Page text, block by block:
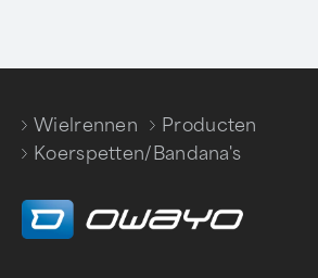
Wielrennen
/
Producten
/
Koerspetten/Bandana's